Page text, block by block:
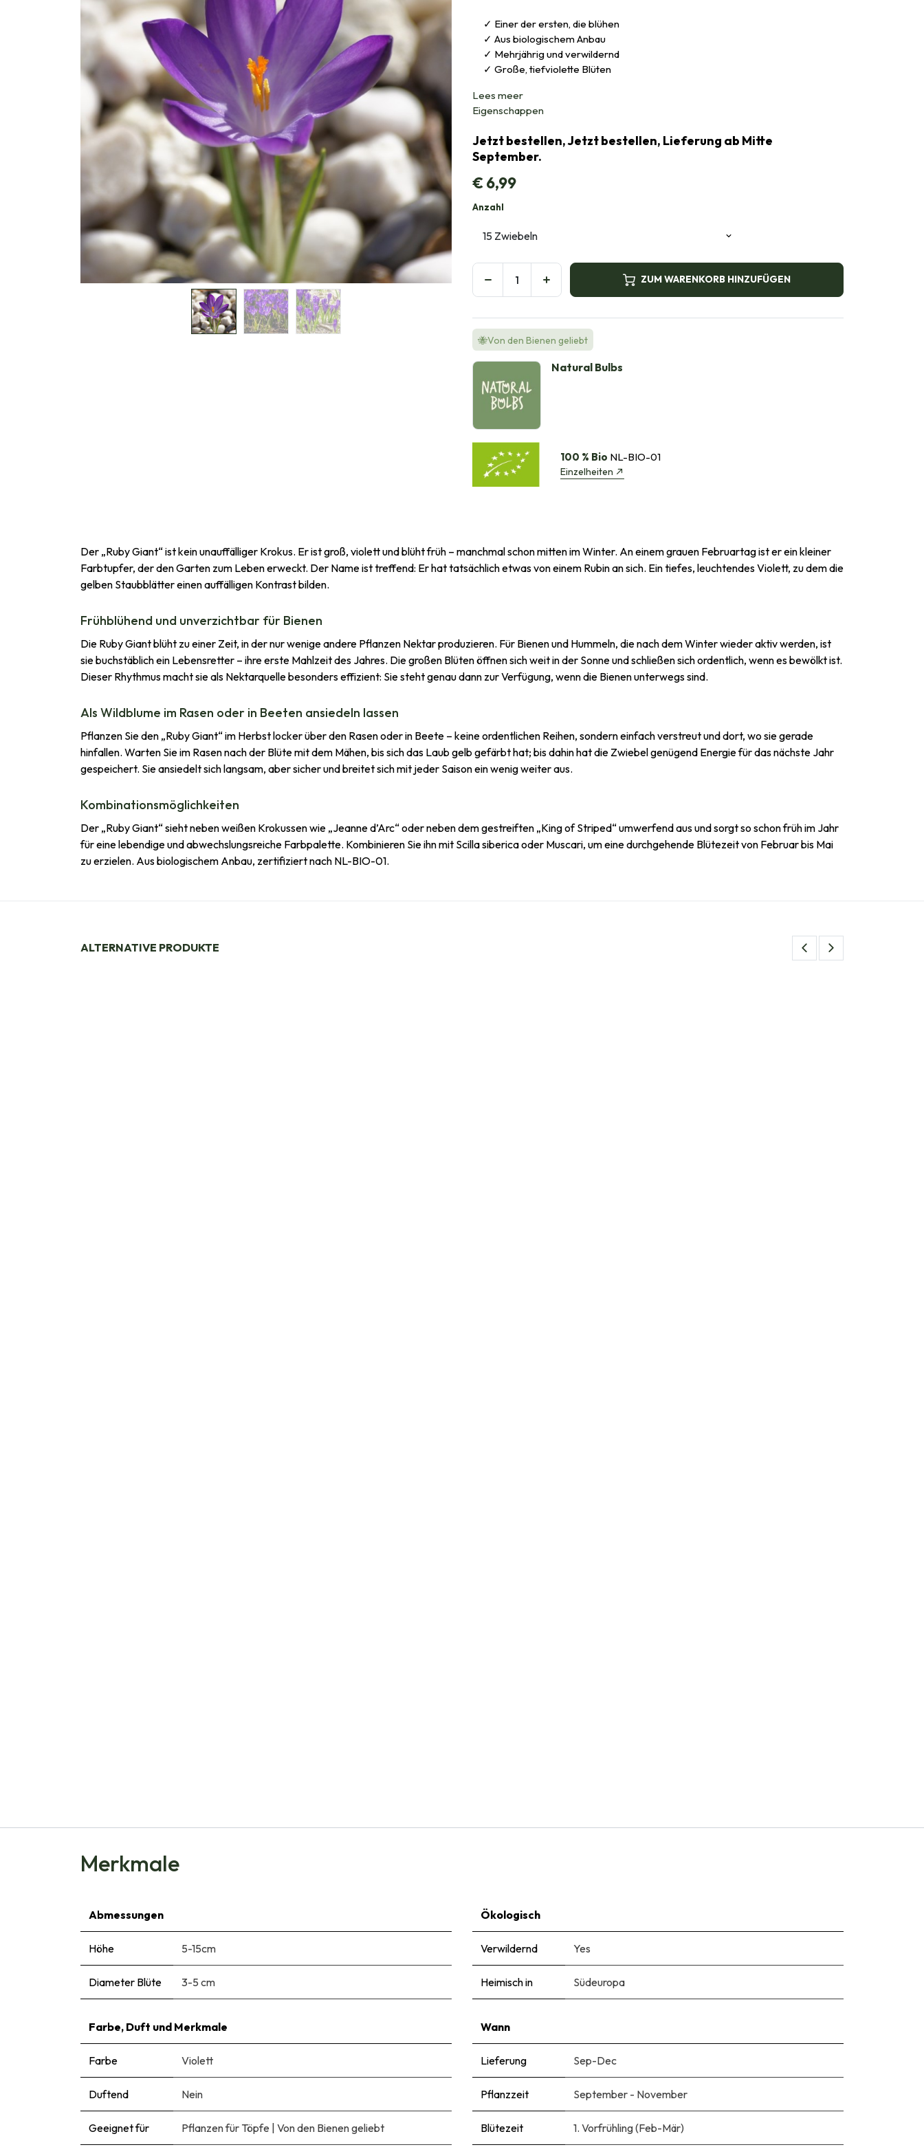
Einer der ersten, die blühen
Aus biologischem Anbau
Mehrjährig und verwildernd
Große, tiefviolette Blüten
Lees meer
Eigenschappen
Jetzt bestellen, Jetzt bestellen, Lieferung ab Mitte
September.
€6,99
Anzahl
ZUM WARENKORB HINZUFÜGEN
🐝Von den Bienen geliebt
Natural Bulbs
100 % Bio NL-BIO-01
Einzelheiten
Der „Ruby Giant“ ist kein unauffälliger Krokus. Er ist groß, violett und blüht früh – manchmal schon mitten im Winter. An einem grauen Februartag ist er ein kleiner
Farbtupfer, der den Garten zum Leben erweckt. Der Name ist treffend: Er hat tatsächlich etwas von einem Rubin an sich. Ein tiefes, leuchtendes Violett, zu dem die
gelben Staubblätter einen auffälligen Kontrast bilden.
Frühblühend und unverzichtbar für Bienen
Die Ruby Giant blüht zu einer Zeit, in der nur wenige andere Pflanzen Nektar produzieren. Für Bienen und Hummeln, die nach dem Winter wieder aktiv werden, ist
sie buchstäblich ein Lebensretter – ihre erste Mahlzeit des Jahres. Die großen Blüten öffnen sich weit in der Sonne und schließen sich ordentlich, wenn es bewölkt ist.
Dieser Rhythmus macht sie als Nektarquelle besonders effizient: Sie steht genau dann zur Verfügung, wenn die Bienen unterwegs sind.
Als Wildblume im Rasen oder in Beeten ansiedeln lassen
Pflanzen Sie den „Ruby Giant“ im Herbst locker über den Rasen oder in Beete – keine ordentlichen Reihen, sondern einfach verstreut und dort, wo sie gerade
hinfallen. Warten Sie im Rasen nach der Blüte mit dem Mähen, bis sich das Laub gelb gefärbt hat; bis dahin hat die Zwiebel genügend Energie für das nächste Jahr
gespeichert. Sie ansiedelt sich langsam, aber sicher und breitet sich mit jeder Saison ein wenig weiter aus.
Kombinationsmöglichkeiten
Der „Ruby Giant“ sieht neben weißen Krokussen wie „Jeanne d’Arc“ oder neben dem gestreiften „King of Striped“ umwerfend aus und sorgt so schon früh im Jahr
für eine lebendige und abwechslungsreiche Farbpalette. Kombinieren Sie ihn mit Scilla siberica oder Muscari, um eine durchgehende Blütezeit von Februar bis Mai
zu erzielen. Aus biologischem Anbau, zertifiziert nach NL-BIO-01.
ALTERNATIVE PRODUKTE
Merkmale
Abmessungen
Höhe 5-15cm
Diameter Blüte 3-5 cm
Ökologisch
Verwildernd Yes
Heimisch in Südeuropa
Farbe, Duft und Merkmale
Farbe Violett
Duftend Nein
Geeignet für Pflanzen für Töpfe | Von den Bienen geliebt
Wann
Lieferung Sep-Dec
Pflanzzeit September - November
Blütezeit 1. Vorfrühling (Feb-Mär)